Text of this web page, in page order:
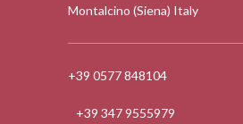
Montalcino (Siena) Italy
+39 0577 848104
+39 347 9555979